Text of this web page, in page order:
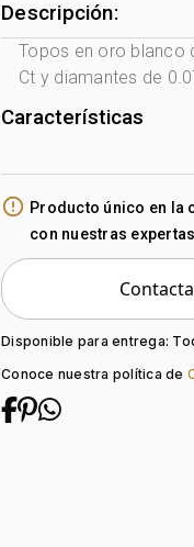
Descripción:
Topos en oro blanco
Ct y diamantes de
Características
Género: Mujer
Tono Metal:
Metal: Oro 18 Kilates
Forma: Franja
Tipo de terminado:
Ninguno
Tipo de Broche:
Piedra decoración:
error_outline Producto único en la
con nuestras
Disponible para entrega:
Conoce nuestra política de